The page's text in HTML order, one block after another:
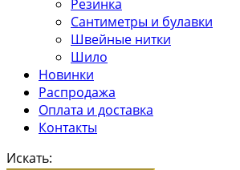
Резинка
Сантиметры и булавки
Швейные нитки
Шило
Новинки
Распродажа
Оплата и доставка
Контакты
Искать: